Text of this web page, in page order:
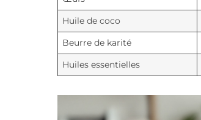
Huile de coco
Beurre de karité
Huiles essentielles